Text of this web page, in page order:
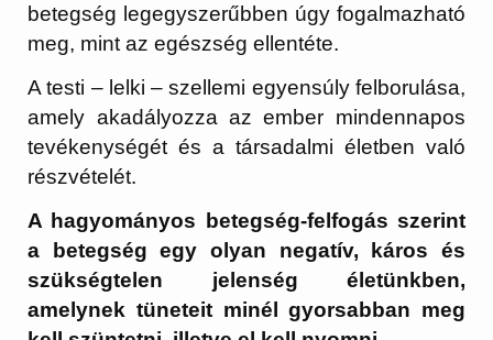
betegség legegyszerűbben úgy fogalmazható
meg, mint az egészség ellentéte.
A testi – lelki – szellemi egyensúly felborulása,
amely akadályozza az ember mindennapos
tevékenységét és a társadalmi életben való
részvételét.
A hagyományos betegség-felfogás szerint
a betegség egy olyan negatív, káros és
szükségtelen jelenség életünkben,
amelynek tüneteit minél gyorsabban meg